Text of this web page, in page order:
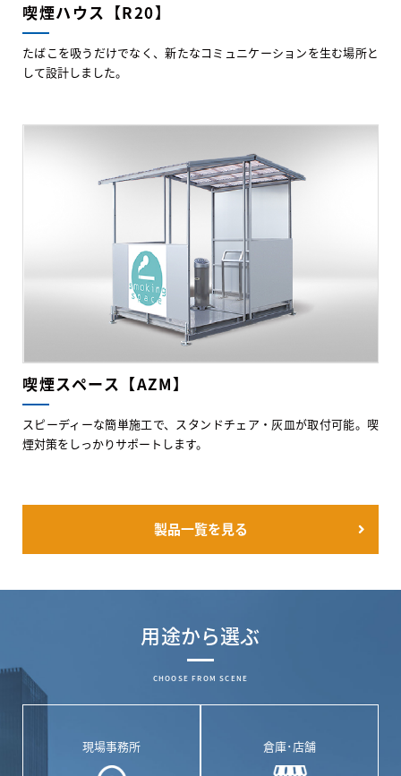
喫煙ハウス【R20】
たばこを吸うだけでなく、新たなコミュニケーションを生む場所と
して設計しました。
喫煙スペース【AZM】
スピーディーな簡単施工で、スタンドチェア・灰皿が取付可能。喫
煙対策をしっかりサポートします。
製品一覧を見る
用途から選ぶ
CHOOSE FROM SCENE
現場事務所 倉庫･店舗